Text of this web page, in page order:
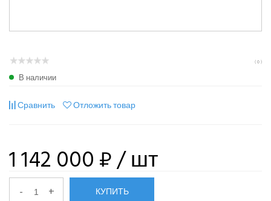
( 0 )
В наличии
Сравнить Отложить товар
1 142 000 ₽/ шт
- + КУПИТЬ